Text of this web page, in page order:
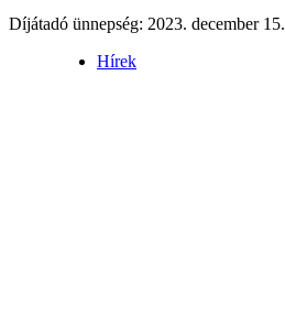
Díjátadó ünnepség: 2023. december 15.
Hírek